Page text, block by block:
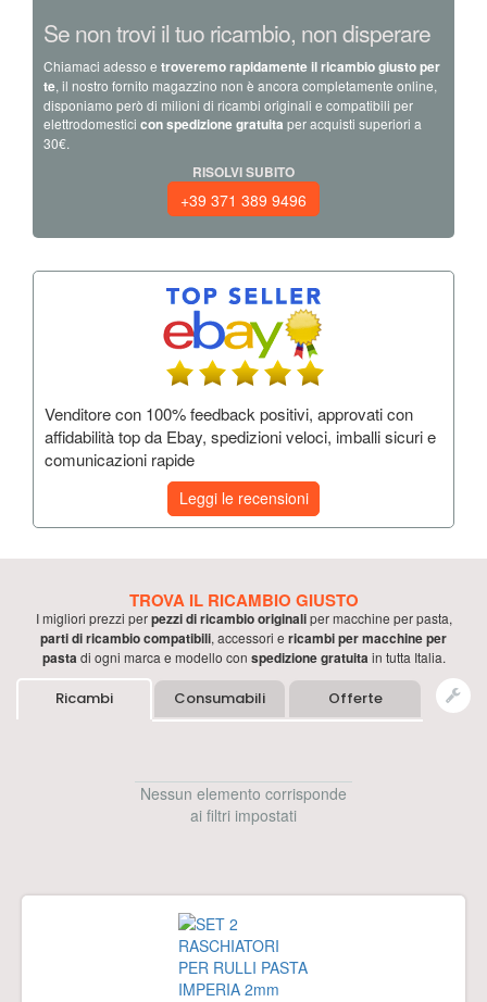
Se non trovi il tuo ricambio, non disperare
Chiamaci adesso e troveremo rapidamente il ricambio giusto per
te, il nostro fornito magazzino non è ancora completamente online,
disponiamo però di milioni di ricambi originali e compatibili per
elettrodomestici con spedizione gratuita per acquisti superiori a
30€.
RISOLVI SUBITO
+39 371 389 9496
Venditore con 100% feedback positivi, approvati con
affidabilità top da Ebay, spedizioni veloci, imballi sicuri e
comunicazioni rapide
Leggi le recensioni
TROVA IL RICAMBIO GIUSTO
I migliori prezzi perpezzi di ricambio originalipermacchine per pasta,
parti di ricambio compatibili, accessori e ricambi permacchine per
pasta di ogni marca e modello con spedizione gratuita in tutta Italia.
Ricambi Consumabili Offerte
Nessun elemento corrisponde
ai filtri impostati